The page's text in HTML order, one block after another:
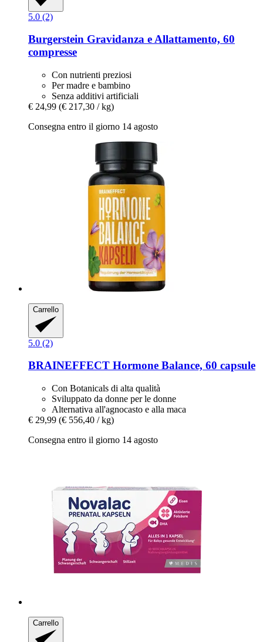
5.0 (2)
Burgerstein Gravidanza e Allattamento, 60
compresse
Con nutrienti preziosi
Per madre e bambino
Senza additivi artificiali
€ 24,99 (€ 217,30 / kg)
Consegna entro il giorno 14 agosto
Carrello
5.0 (2)
BRAINEFFECT Hormone Balance, 60 capsule
Con Botanicals di alta qualità
Sviluppato da donne per le donne
Alternativa all'agnocasto e alla maca
€ 29,99 (€ 556,40 / kg)
Consegna entro il giorno 14 agosto
Carrello